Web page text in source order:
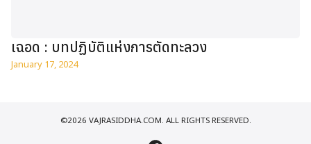
เฉอด : บทปฏิบัติแห่งการตัดทะลวง
January 17, 2024
©2026 VAJRASIDDHA.COM. ALL RIGHTS RESERVED.